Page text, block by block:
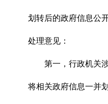
划转后的政府信息公
处理意见：
第一，行政机关
将相关政府信息一并划